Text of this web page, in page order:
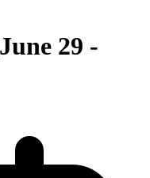
29 -